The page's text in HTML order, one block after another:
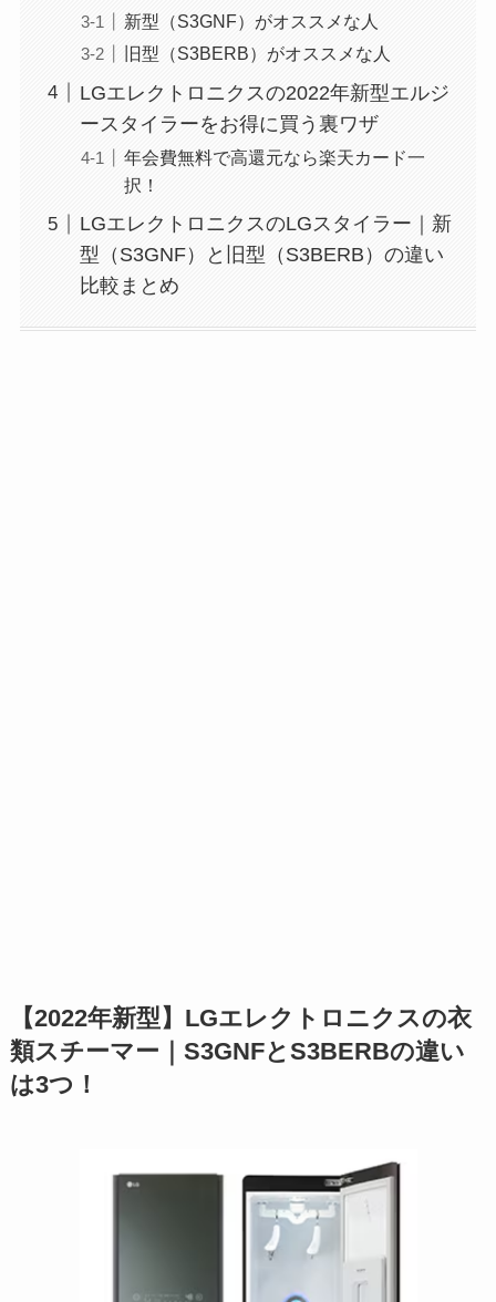
新型（S3GNF）がオススメな人
旧型（S3BERB）がオススメな人
LGエレクトロニクスの2022年新型エルジ
ースタイラーをお得に買う裏ワザ
年会費無料で高還元なら楽天カード一
択！
LGエレクトロニクスのLGスタイラー｜新
型（S3GNF）と旧型（S3BERB）の違い
比較まとめ
【2022年新型】LGエレクトロニクスの衣
類スチーマー｜S3GNFとS3BERBの違い
は3つ！